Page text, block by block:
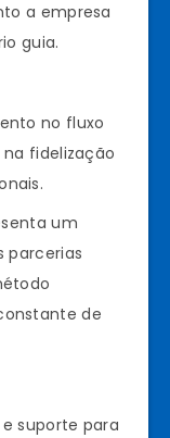
a empresa
guia.
no fluxo
fidelização
um
parcerias
de
suporte para